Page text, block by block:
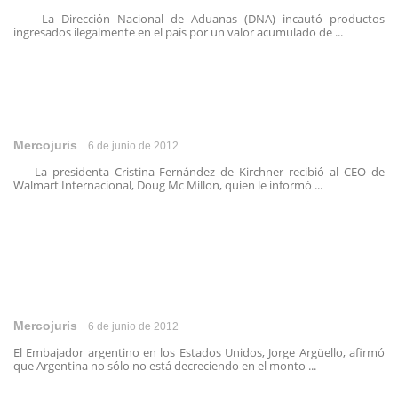
La Dirección Nacional de Aduanas (DNA) incautó productos
ingresados ilegalmente en el país por un valor acumulado de ...
Mercojuris 6 de junio de 2012
La presidenta Cristina Fernández de Kirchner recibió al CEO de
Walmart Internacional, Doug Mc Millon, quien le informó ...
Mercojuris 6 de junio de 2012
El Embajador argentino en los Estados Unidos, Jorge Argüello, afirmó
que Argentina no sólo no está decreciendo en el monto ...